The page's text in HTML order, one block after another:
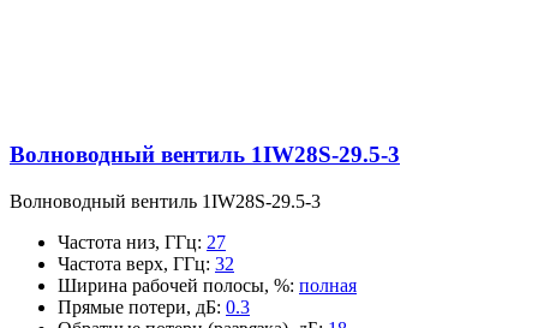
Волноводный вентиль 1IW28S-29.5-3
Волноводный вентиль 1IW28S-29.5-3
Частота низ, ГГц: 27
Частота верх, ГГц: 32
Ширина рабочей полосы, %: полная
Прямые потери, дБ: 0.3